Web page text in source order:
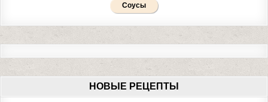
Соусы
НОВЫЕ РЕЦЕПТЫ